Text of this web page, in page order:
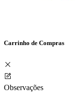
Carrinho de Compras
Observações